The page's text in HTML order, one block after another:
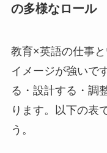
の多様なロール
教育×英語の仕事
イメージが強いで
る・設計する・調
ります。以下の表
う。